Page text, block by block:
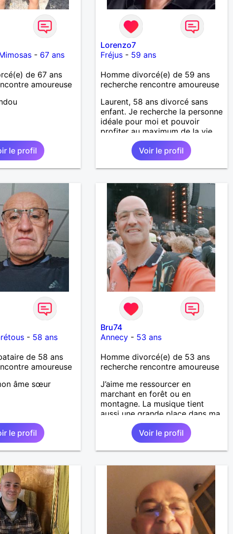
- 67 ans
de 67 ans
amoureuse
le profil
Lorenzo7
Fréjus- 59 ans
Homme divorcé(e) de 59 ans
recherche rencontre amoureuse
Laurent, 58 ans divorcé sans
enfant. Je recherche la personne
idéale pour moi et pouvoir
profiter au maximum de la vie
de couple
Voir le profil
- 58 ans
de 58 ans
amoureuse
âme sœur
le profil
Bru74
Annecy- 53 ans
Homme divorcé(e) de 53 ans
recherche rencontre amoureuse
J’aime me ressourcer en
marchant en forêt ou en
montagne. La musique tient
aussi une grande place dans ma
vie : j’adore aller à des concerts
ou à des festivals. Voyager et
découvrir de nouvelles cultures,
c’est ce qui m’inspire le plus.
avec qui partager ces moments
simples et sincères.
Voir le profil